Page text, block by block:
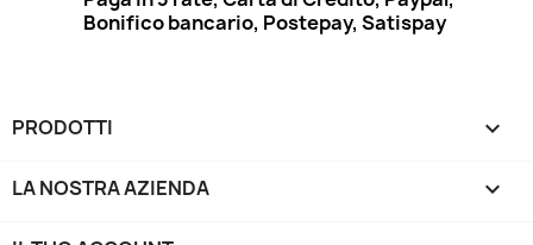
Bonifico bancario, Postepay, Satispay
PRODOTTI 
LA NOSTRA AZIENDA 